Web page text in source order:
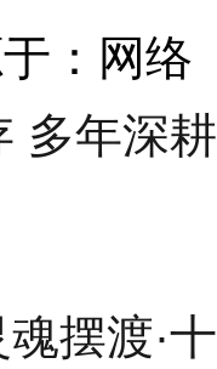
：网络
多年深
摆渡·